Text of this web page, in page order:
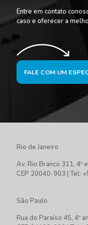
Entre em contato
caso e oferecer a
FALE COM UM
Rio de Janeiro
Av. Rio Branco 311, 4º
CEP 20040-903 | Tel:
São Paulo
Rua do Paraíso 45, 4º